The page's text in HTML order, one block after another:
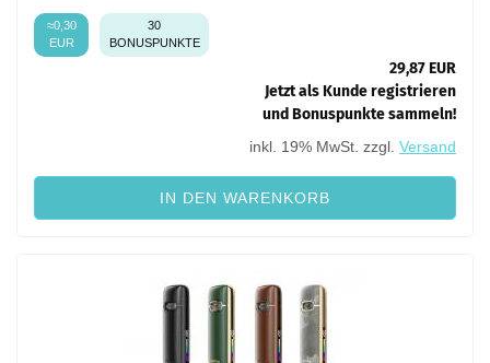
30
BONUSPUNKTE
≈0,30
EUR
29,87 EUR
Jetzt als Kunde registrieren
und Bonuspunkte sammeln!
inkl. 19% MwSt. zzgl. Versand
IN DEN WARENKORB